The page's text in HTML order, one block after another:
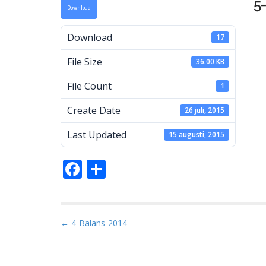
M
a
Download
Download 17
File Size 36.00 KB
File Count 1
Create Date 26 juli, 2015
Last Updated 15 augusti, 2015
F
b
P
← 4-Balans-2014